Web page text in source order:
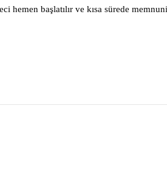
hemen başlatılır ve kısa sürede